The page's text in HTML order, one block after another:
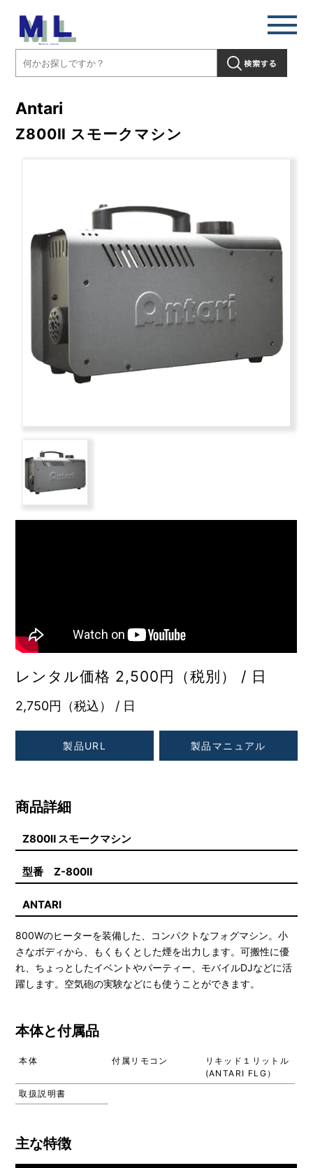
Antari
Z800Ⅱ スモークマシン
レンタル価格 2,500円（税別） / 日
2,750円（税込） / 日
製品URL 製品マニュアル
商品詳細
Z800Ⅱ スモークマシン
型番 Z-800Ⅱ
ANTARI
800Wのヒーターを装備した、コンパクトなフォグマシン。小
さなボディから、もくもくとした煙を出力します。可搬性に優
れ、ちょっとしたイベントやパーティー、モバイルDJなどに活
躍します。空気砲の実験などにも使うことができます。
本体と付属品
本体 付属リモコン
リキッド１リットル
(ANTARI FLG）
取扱説明書
主な特徴